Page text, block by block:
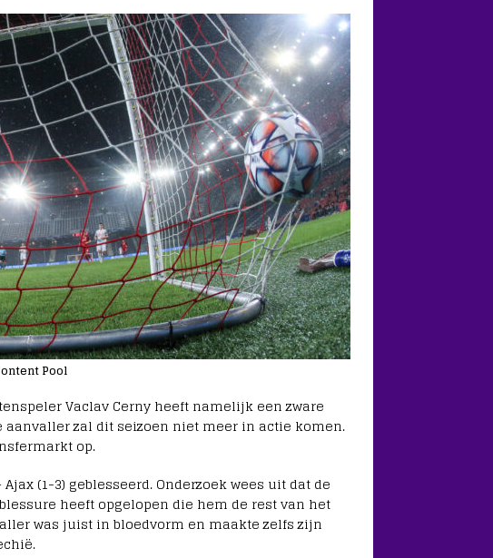
Pool
Vaclav Cerny heeft namelijk een zware
aanvaller zal dit seizoen niet meer in actie komen.
op.
(1-3) geblesseerd. Onderzoek wees uit dat de
heeft opgelopen die hem de rest van het
was juist in bloedvorm en maakte zelfs zijn